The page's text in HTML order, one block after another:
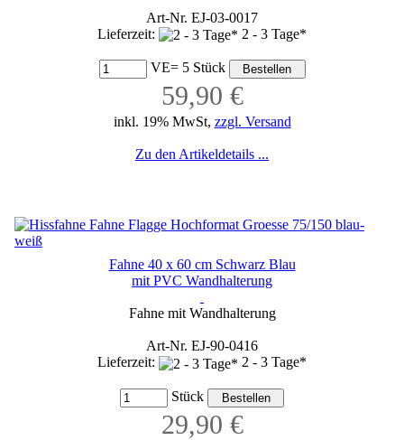
Art-Nr. EJ-03-0017
Lieferzeit:
2 - 3 Tage*
VE= 5 Stück
59,90 €
inkl. 19% MwSt, zzgl. Versand
Zu den Artikeldetails ...
Fahne 40 x 60 cm Schwarz Blau
mit PVC Wandhalterung
Fahne mit Wandhalterung
Art-Nr. EJ-90-0416
Lieferzeit:
2 - 3 Tage*
Stück
29,90 €